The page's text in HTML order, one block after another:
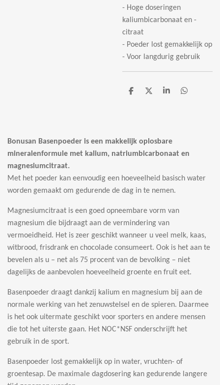
- Hoge doseringen
kaliumbicarbonaat en -
citraat
- Poeder lost gemakkelijk op
- Voor langdurig gebruik
D
D
S
D
Bonusan Basenpoeder is een makkelijk oplosbare
mineralenformule met kalium, natriumbicarbonaat en
magnesiumcitraat.
Met het poeder kan eenvoudig een hoeveelheid basisch water
worden gemaakt om gedurende de dag in te nemen.
Magnesiumcitraat is een goed opneembare vorm van
magnesium die bijdraagt aan de vermindering van
vermoeidheid. Het is zeer geschikt wanneer u veel melk, kaas,
witbrood, frisdrank en chocolade consumeert. Ook is het aan te
bevelen als u – net als 75 procent van de bevolking – niet
dagelijks de aanbevolen hoeveelheid groente en fruit eet.
Basenpoeder draagt dankzij kalium en magnesium bij aan de
normale werking van het zenuwstelsel en de spieren. Daarmee
is het ook uitermate geschikt voor sporters en andere mensen
die tot het uiterste gaan. Het NOC*NSF onderschrijft het
gebruik in de sport.
Basenpoeder lost gemakkelijk op in water, vruchten- of
groentesap. De maximale dagdosering kan gedurende langere